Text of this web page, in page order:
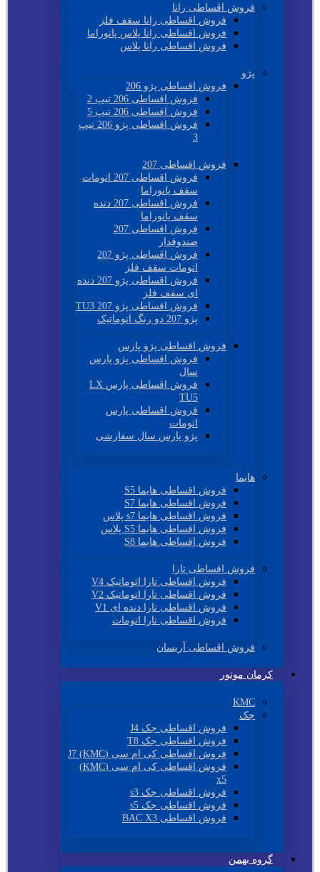
فروش اقساطی رانا
فروش اقساطی رانا سقف فلز
فروش اقساطی رانا پلاس پانوراما
فروش اقساطی رانا پلاس
پژو
فروش اقساطی پژو 206
فروش اقساطی 206 تیپ 2
فروش اقساطی 206 تیپ 5
فروش اقساطی پژو 206 تیپ
3
فروش اقساطی 207
فروش اقساطی 207 اتومات
سقف پانوراما
فروش اقساطی 207 دنده
سقف پانوراما
فروش اقساطی 207
صندوقدار
فروش اقساطی پژو 207
اتومات سقف فلز
فروش اقساطی پژو 207 دنده
ای سقف فلز
فروش اقساطی پژو 207 TU3
پژو 207 دو رنگ اتوماتیک
فروش اقساطی پژو پارس
فروش اقساطی پژو پارس
سال
فروش اقساطی پارس LX
TU5
فروش اقساطی پارس
اتومات
پژو پارس سال سفارشی
هایما
فروش اقساطی هایما S5
فروش اقساطی هایما S7
فروش اقساطی هایما s7 پلاس
فروش اقساطی هایما S5 پلاس
فروش اقساطی هایما S8
فروش اقساطی تارا
فروش اقساطی تارا اتوماتیک V4
فروش اقساطی تارا اتوماتیک V2
فروش اقساطی تارا دنده ای V1
فروش اقساطی تارا اتومات
فروش اقساطی آریسان
کرمان موتور
KMC
جک
فروش اقساطی جک J4
فروش اقساطی جک T8
فروش اقساطی کی ام سی (KMC) J7
فروش اقساطی کی ام سی (KMC)
x5
فروش اقساطی جک s3
فروش اقساطی جک s5
فروش اقساطی BAC X3
گروه بهمن